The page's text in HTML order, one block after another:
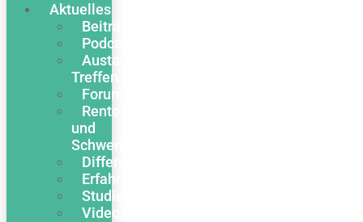
Aktuelles
Beiträge
Podcasts
Austausch
Treffen
Forum
Rente
und
Schwerbehinderung
Differentialdiagnose
Erfahrungsberichte
Studien
Videos